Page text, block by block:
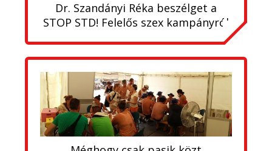
Dr. Szandányi Réka beszélget a
STOP STD! Felelős szex kampányról